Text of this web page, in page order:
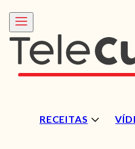
RECEITAS